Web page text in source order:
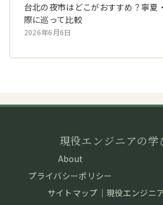
台北の夜市はどこがおすすめ？寧夏
際に巡って比較
2026年6月6日
現役エンジニアの学
About
プライバシーポリシー
サイトマップ｜現役エンジニ